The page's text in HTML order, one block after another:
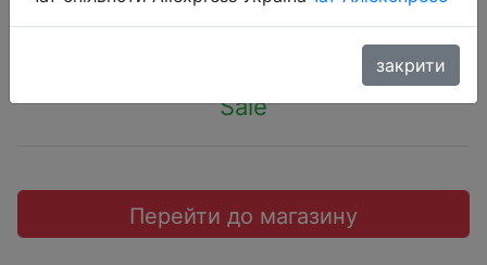
$1.79
Sale
Перейти до магазину
закрити